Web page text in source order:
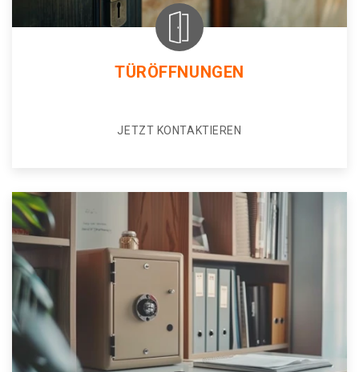
TÜRÖFFNUNGEN
JETZT KONTAKTIEREN